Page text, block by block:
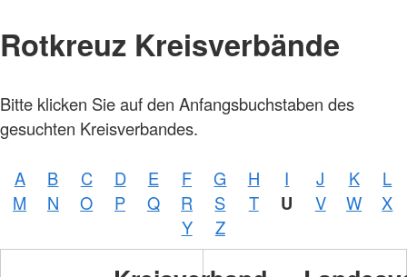
Rotkreuz Kreisverbände
Bitte klicken Sie auf den Anfangsbuchstaben des
gesuchten Kreisverbandes.
A B C D E F G H I J K
L
M
N O P Q R S T U V W
X
Y
Z
Foto:
Zelck /
GmbH